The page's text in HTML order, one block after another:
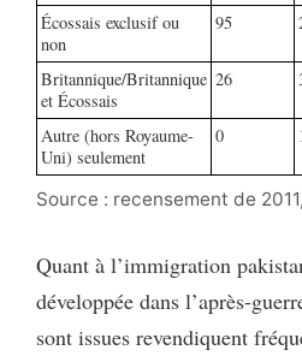
Écossais exclusif ou
non
95
Britannique/Britannique
et Écossais
26
Autre (hors Royaume-
Uni) seulement
0
Source : recensement de
Quant à l’immigration
développée dans l’après-
sont issues revendiquent